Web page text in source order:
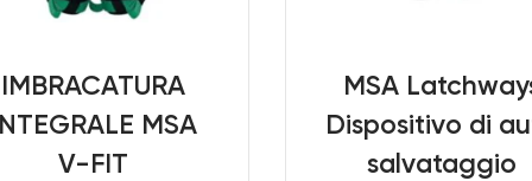
MSA Latchways
Dispositivo di auto
salvataggio